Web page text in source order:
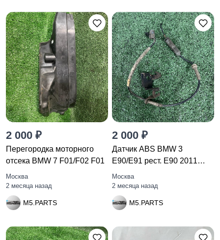
2 000 ₽
Перегородка моторного
отсека BMW 7 F01/F02 F01
Москва
2 месяца назад
M5.PARTS
2 000 ₽
Датчик ABS BMW 3
E90/E91 рест. E90 2011
7116197
Москва
2 месяца назад
M5.PARTS